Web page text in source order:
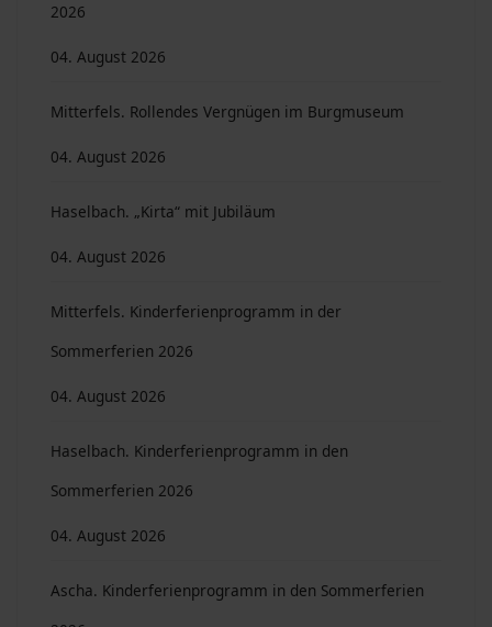
2026
04. August 2026
Mitterfels. Rollendes Vergnügen im Burgmuseum
04. August 2026
Haselbach. „Kirta“ mit Jubiläum
04. August 2026
Mitterfels. Kinderferienprogramm in der
Sommerferien 2026
04. August 2026
Haselbach. Kinderferienprogramm in den
Sommerferien 2026
04. August 2026
Ascha. Kinderferienprogramm in den Sommerferien